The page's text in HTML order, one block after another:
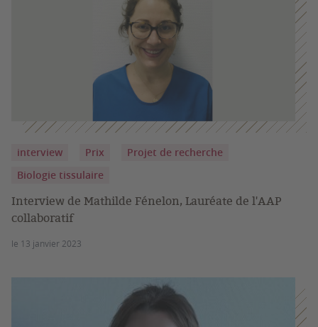
interview Prix
Projet de recherche
Biologie tissulaire
Interview de Mathilde Fénelon, Lauréate de l'AAP
collaboratif
le 13 janvier 2023